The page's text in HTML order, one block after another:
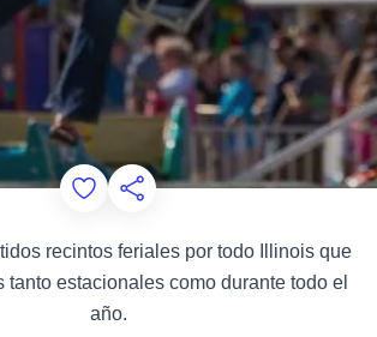
Add to Favorites
Compartir esta página
recintos feriales por todo Illinois que
tanto estacionales como durante todo el
año.